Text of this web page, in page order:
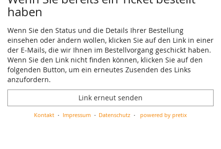
haben
Wenn Sie den Status und die Details Ihrer Bestellung
einsehen oder ändern wollen, klicken Sie auf den Link in einer
der E-Mails, die wir Ihnen im Bestellvorgang geschickt haben.
Wenn Sie den Link nicht finden können, klicken Sie auf den
folgenden Button, um ein erneutes Zusenden des Links
anzufordern.
Link erneut senden
Kontakt Impressum Datenschutz powered by pretix